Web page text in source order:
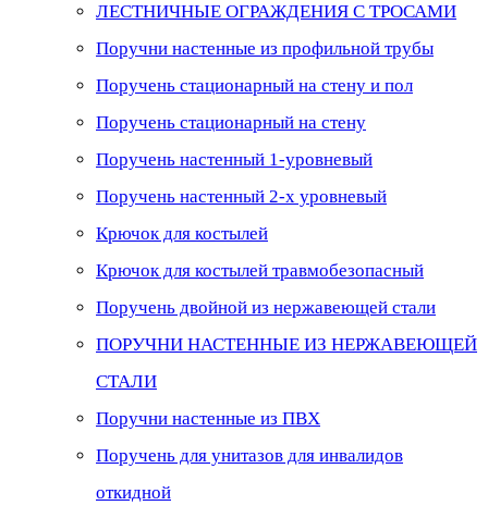
ЛЕСТНИЧНЫЕ ОГРАЖДЕНИЯ С ТРОСАМИ
Поручни настенные из профильной трубы
Поручень стационарный на стену и пол
Поручень стационарный на стену
Поручень настенный 1-уровневый
Поручень настенный 2-х уровневый
Крючок для костылей
Крючок для костылей травмобезопасный
Поручень двойной из нержавеющей стали
ПОРУЧНИ НАСТЕННЫЕ ИЗ НЕРЖАВЕЮЩЕЙ
СТАЛИ
Поручни настенные из ПВХ
Поручень для унитазов для инвалидов
откидной